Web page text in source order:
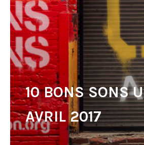
10 BONS SONS
AVRIL 2017